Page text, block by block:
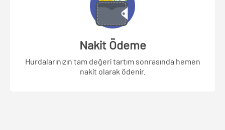
Nakit Ödeme
Hurdalarınızın tam değeri tartım sonrasında hemen
nakit olarak ödenir.